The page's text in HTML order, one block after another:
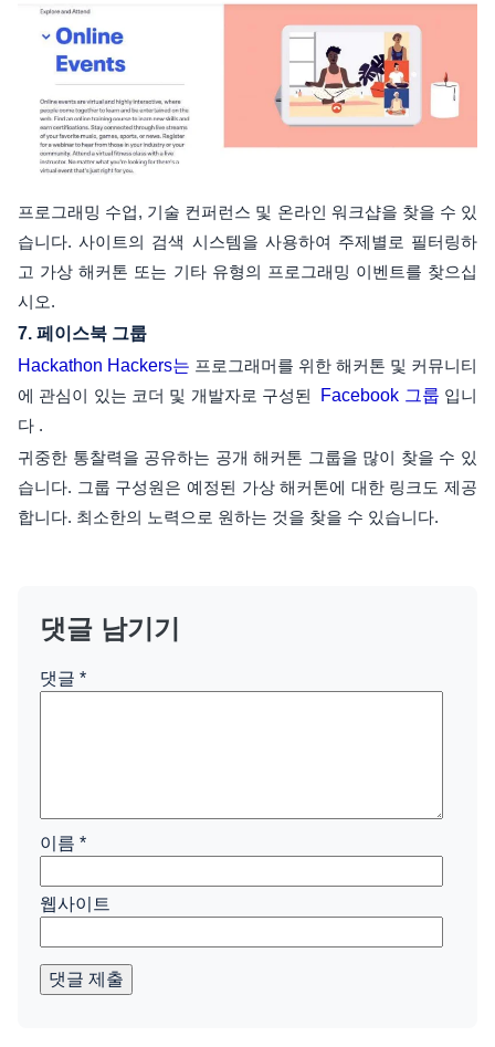
프로그래밍 수업, 기술 컨퍼런스 및 온라인 워크샵을 찾을 수 있
습니다. 사이트의 검색 시스템을 사용하여 주제별로 필터링하
고 가상 해커톤 또는 기타 유형의 프로그래밍 이벤트를 찾으십
시오.
7. 페이스북 그룹
Hackathon Hackers는 프로그래머를 위한 해커톤 및 커뮤니티
에 관심이 있는 코더 및 개발자로 구성된 Facebook 그룹 입니
다 .
귀중한 통찰력을 공유하는 공개 해커톤 그룹을 많이 찾을 수 있
습니다. 그룹 구성원은 예정된 가상 해커톤에 대한 링크도 제공
합니다. 최소한의 노력으로 원하는 것을 찾을 수 있습니다.
댓글 남기기
댓글 *
이름 *
웹사이트
댓글 제출